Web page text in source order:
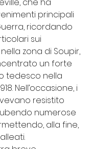
principali
ricordando
sui
zona di Soupir,
un forte
tedesco nella
Nell’occasione, i
resistito
numerose
alla fine,